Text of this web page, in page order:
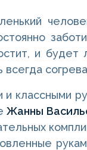
и будет
классными
Жанны